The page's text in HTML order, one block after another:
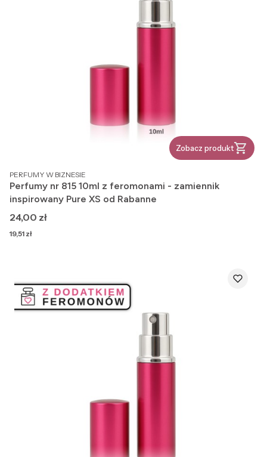
Zobacz produkt
PRODUCENT
PERFUMY W BIZNESIE
Perfumy nr 815 10ml z feromonami - zamiennik
inspirowany Pure XS od Rabanne
Cena
24,00 zł
Cena
19,51 zł